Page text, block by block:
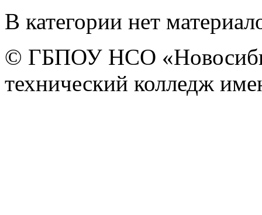
В категории нет
© ГБПОУ НСО
технический колледж